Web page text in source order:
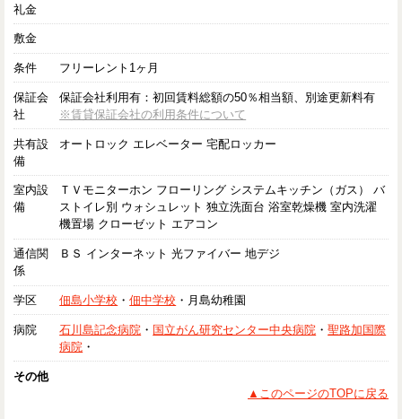
礼金
敷金
条件 フリーレント1ヶ月
保証会
社
保証会社利用有：初回賃料総額の50％相当額、別途更新料有
※賃貸保証会社の利用条件について
共有設
備
オートロック エレベーター 宅配ロッカー
室内設
備
ＴＶモニターホン フローリング システムキッチン（ガス） バ
ストイレ別 ウォシュレット 独立洗面台 浴室乾燥機 室内洗濯
機置場 クローゼット エアコン
通信関
係
ＢＳ インターネット 光ファイバー 地デジ
学区 佃島小学校 ・佃中学校 ・月島幼稚園
病院 石川島記念病院 ・ 国立がん研究センター中央病院 ・聖路加国際
病院 ・
その他
▲このページのTOPに戻る